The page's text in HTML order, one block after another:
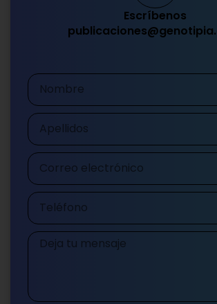
Escríbenos
Nombre
Apellidos
Correo
electrónico
Teléfono
Mensaje